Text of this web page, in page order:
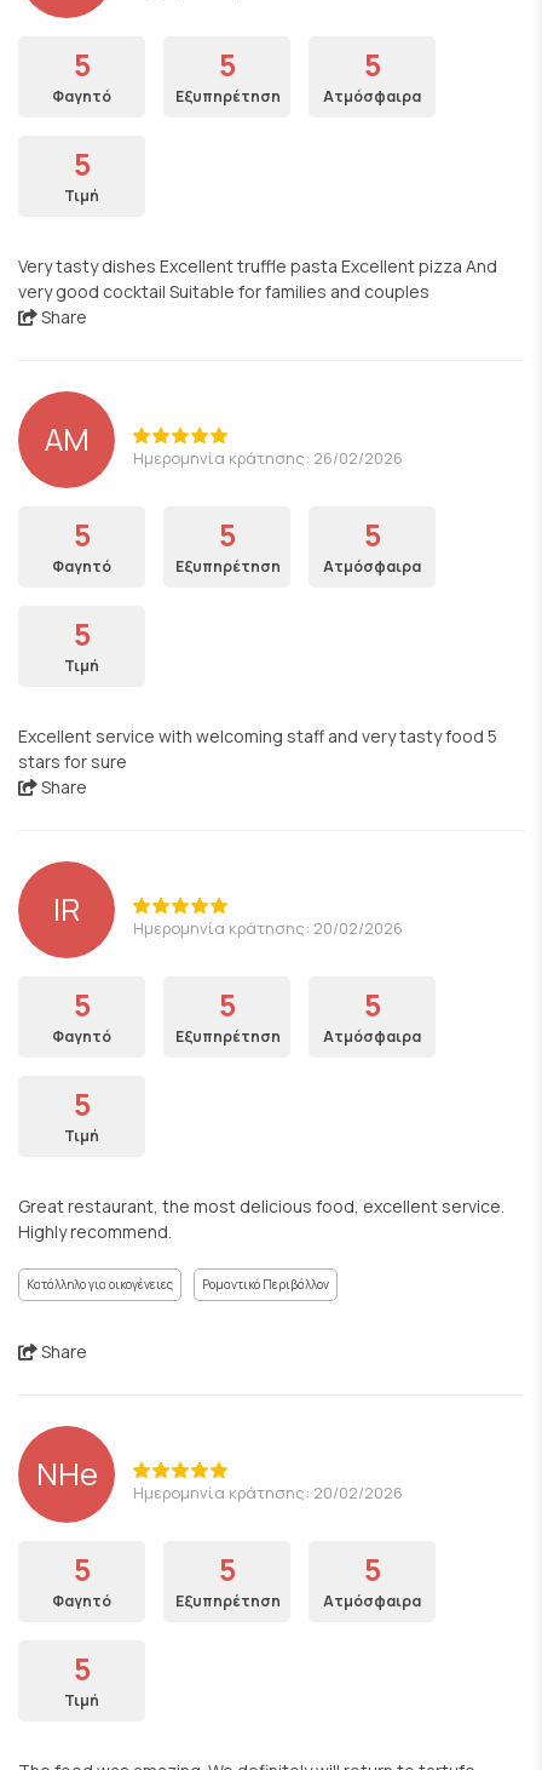
5
Φαγητό
5
Εξυπηρέτηση
5
Ατμόσφαιρα
5
Τιμή
Very tasty dishes Excellent truffle pasta Excellent pizza And
very good cocktail Suitable for families and couples
Share
AM Ημερομηνία κράτησης: 26/02/2026
5
Φαγητό
5
Εξυπηρέτηση
5
Ατμόσφαιρα
5
Τιμή
Excellent service with welcoming staff and very tasty food 5
stars for sure
Share
IR Ημερομηνία κράτησης: 20/02/2026
5
Φαγητό
5
Εξυπηρέτηση
5
Ατμόσφαιρα
5
Τιμή
Great restaurant, the most delicious food, excellent service.
Highly recommend.
Κατάλληλο για οικογένειες Ρομαντικό Περιβάλλον
Share
NHe Ημερομηνία κράτησης: 20/02/2026
5
Φαγητό
5
Εξυπηρέτηση
5
Ατμόσφαιρα
5
Τιμή